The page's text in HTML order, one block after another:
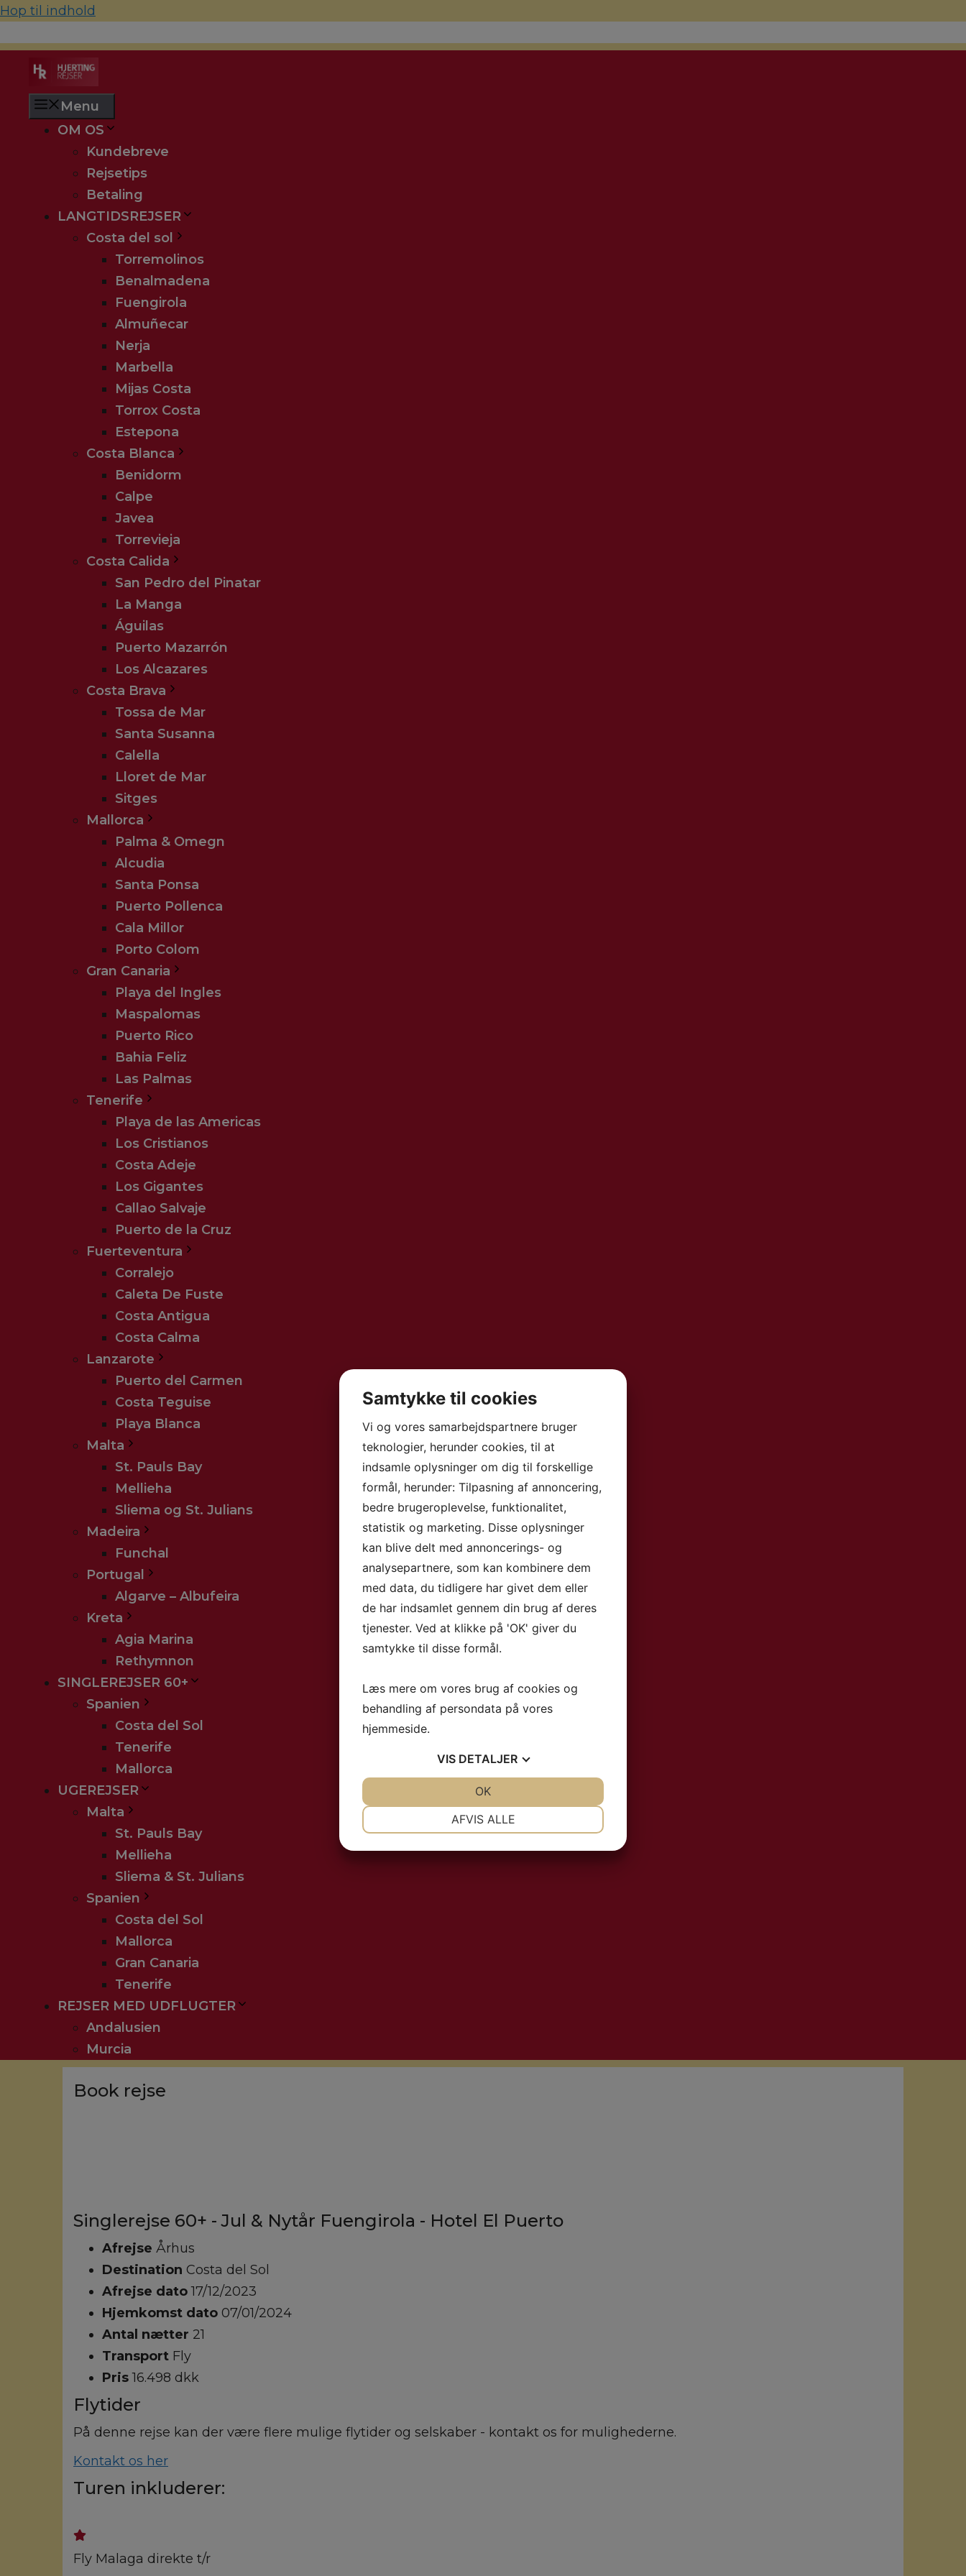
Hop til indhold
Menu
OM OS
Kundebreve
Rejsetips
Betaling
LANGTIDSREJSER
Costa del sol
Torremolinos
Benalmadena
Fuengirola
Almuñecar
Nerja
Marbella
Mijas Costa
Torrox Costa
Estepona
Costa Blanca
Benidorm
Calpe
Javea
Torrevieja
Costa Calida
San Pedro del Pinatar
La Manga
Águilas
Puerto Mazarrón
Los Alcazares
Costa Brava
Tossa de Mar
Santa Susanna
Calella
Lloret de Mar
Sitges
Mallorca
Palma & Omegn
Alcudia
Santa Ponsa
Puerto Pollenca
Cala Millor
Porto Colom
Gran Canaria
Playa del Ingles
Maspalomas
Puerto Rico
Bahia Feliz
Las Palmas
Tenerife
Playa de las Americas
Los Cristianos
Costa Adeje
Los Gigantes
Callao Salvaje
Puerto de la Cruz
Fuerteventura
Corralejo
Caleta De Fuste
Costa Antigua
Costa Calma
Lanzarote
Puerto del Carmen
Costa Teguise
Playa Blanca
Malta
St. Pauls Bay
Mellieha
Sliema og St. Julians
Madeira
Funchal
Portugal
Algarve – Albufeira
Kreta
Agia Marina
Rethymnon
SINGLEREJSER 60+
Spanien
Costa del Sol
Tenerife
Mallorca
UGEREJSER
Malta
St. Pauls Bay
Mellieha
Sliema & St. Julians
Spanien
Costa del Sol
Mallorca
Gran Canaria
Tenerife
REJSER MED UDFLUGTER
Andalusien
Murcia
Book rejse
Singlerejse 60+ - Jul & Nytår Fuengirola - Hotel El Puerto
Afrejse Århus
Destination Costa del Sol
Afrejse dato 17/12/2023
Hjemkomst dato 07/01/2024
Antal nætter 21
Transport Fly
Pris 16.498 dkk
Flytider
På denne rejse kan der være flere mulige flytider og selskaber - kontakt os for mulighederne.
Kontakt os her
Turen inkluderer:
Fly Malaga direkte t/r
Samtykke til cookies
Vi og vores samarbejdspartnere bruger
teknologier, herunder cookies, til at
indsamle oplysninger om dig til forskellige
formål, herunder: Tilpasning af annoncering,
bedre brugeroplevelse, funktionalitet,
statistik og marketing. Disse oplysninger
kan blive delt med annoncerings- og
analysepartnere, som kan kombinere dem
med data, du tidligere har givet dem eller
de har indsamlet gennem din brug af deres
tjenester. Ved at klikke på 'OK' giver du
samtykke til disse formål.
Læs mere om vores brug af cookies og
behandling af persondata på vores
hjemmeside.
VIS DETALJER
AFVIS ALLE
OK